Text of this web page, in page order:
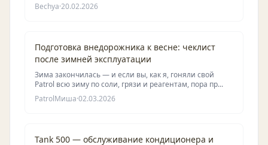
Bechya·20.02.2026
Подготовка внедорожника к весне: чеклист
после зимней эксплуатации
Зима закончилась — и если вы, как я, гоняли свой
Patrol всю зиму по соли, грязи и реагентам, пора пр...
PatrolМиша·02.03.2026
Tank 500 — обслуживание кондиционера и